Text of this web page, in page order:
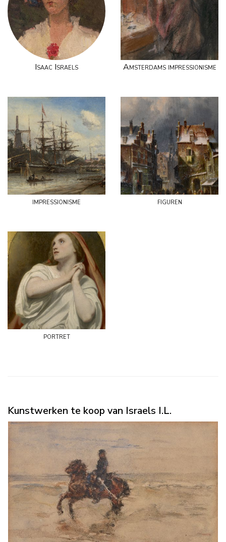
Isaac Israels Amsterdams impressionisme
impressionisme figuren
portret
Kunstwerken te koop van Israels I.L.